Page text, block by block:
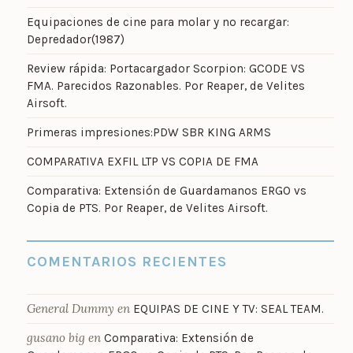
Equipaciones de cine para molar y no recargar:
Depredador(1987)
Review rápida: Portacargador Scorpion: GCODE VS
FMA. Parecidos Razonables. Por Reaper, de Velites
Airsoft.
Primeras impresiones:PDW SBR KING ARMS
COMPARATIVA EXFIL LTP VS COPIA DE FMA
Comparativa: Extensión de Guardamanos ERGO vs
Copia de PTS. Por Reaper, de Velites Airsoft.
COMENTARIOS RECIENTES
General Dummy en EQUIPAS DE CINE Y TV: SEAL TEAM.
gusano big en Comparativa: Extensión de